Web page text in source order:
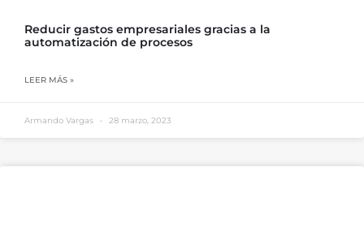
Reducir gastos empresariales gracias a la
automatización de procesos
LEER MÁS »
Armando Vargas 28 marzo, 2023